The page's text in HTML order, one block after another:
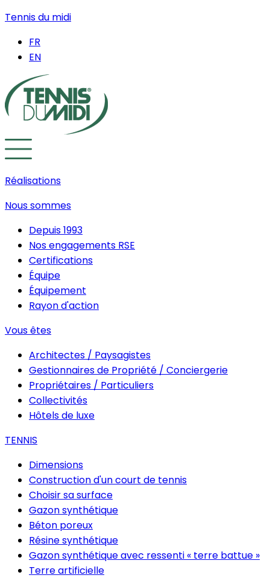
Tennis du midi
FR
EN
Réalisations
Nous sommes
Depuis 1993
Nos engagements RSE
Certifications
Équipe
Équipement
Rayon d'action
Vous êtes
Architectes / Paysagistes
Gestionnaires de Propriété / Conciergerie
Propriétaires / Particuliers
Collectivités
Hôtels de luxe
TENNIS
Dimensions
Construction d'un court de tennis
Choisir sa surface
Gazon synthétique
Béton poreux
Résine synthétique
Gazon synthétique avec ressenti « terre battue »
Terre artificielle